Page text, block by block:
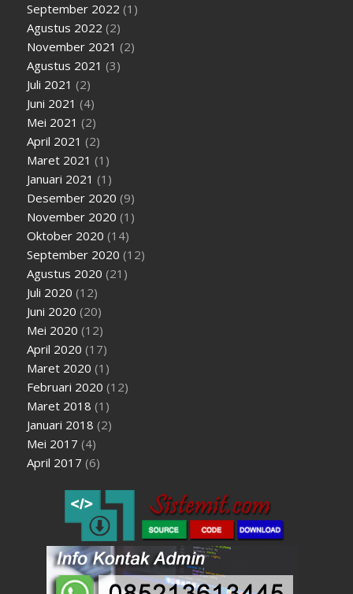
September 2022 (1)
Agustus 2022 (2)
November 2021 (2)
Agustus 2021 (3)
Juli 2021 (2)
Juni 2021 (4)
Mei 2021 (2)
April 2021 (2)
Maret 2021 (1)
Januari 2021 (1)
Desember 2020 (9)
November 2020 (1)
Oktober 2020 (14)
September 2020 (12)
Agustus 2020 (21)
Juli 2020 (12)
Juni 2020 (20)
Mei 2020 (12)
April 2020 (17)
Maret 2020 (1)
Februari 2020 (12)
Maret 2018 (1)
Januari 2018 (2)
Mei 2017 (4)
April 2017 (6)